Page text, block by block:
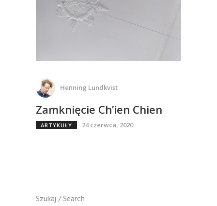
Henning Lundkvist
Zamknięcie Ch’ien Chien
ARTYKUŁY 24 czerwca, 2020
Szukaj / Search